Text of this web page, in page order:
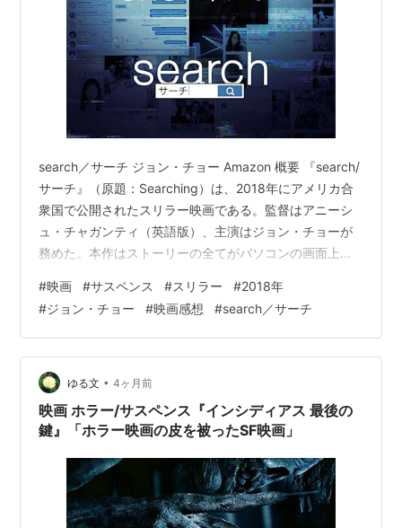
インターネット雀荘「東風荘」、サービス終了
4月の出来事
沖縄ではしか（麻疹）が流行
三菱東京UFJ銀行、三菱UFJ銀行に名称変更
大阪市営地下鉄が民営化、大阪メトロとして営業開
始。日本の公営地下鉄の民営化は初
4月2日
中国の軌道実験モジュール「天宮1号」、大気圏に再
突入。制御落下ではなかったが、地球上で陸地から
最も遠い「海洋到達困難極（通称ポイント・ネ
モ）」付近に落下
防衛省、当初存在しないとしていた陸上自衛隊のイ
ラク派遣時の日報が発見されたと公表。省内では昨
時）に報告されず、また今年1月に陸上幕僚監部が存
在を把握後も公表まで3か月かかった
search／サーチ ジョン・チョー Amazon 概要 『search/
サーチ』（原題：Searching）は、2018年にアメリカ合
衆国で公開されたスリラー映画である。監督はアニーシ
ュ・チャガンティ（英語版）、主演はジョン・チョーが
務めた。本作はストーリーの全てがパソコンの画面上で
ガンティの映画監督デビュー作でもある。 登場人物・キ
ャスト ストーリー 感想 予告 関連商品 概要 『search/サ
ーチ』（原題：Searching）は、2018年にアメリカ合衆
国で公開されたスリラー映画である。監督はアニーシ
ュ・チャガンティ（英語版）、主演はジ…
#映画 #サスペンス #スリラー #2018年
#ジョン・チョー #映画感想 #search／サーチ
ゆる文 • 4ヶ月前
映画 ホラー/サスペンス『インシディアス 最後の
鍵』「ホラー映画の皮を被ったSF映画」